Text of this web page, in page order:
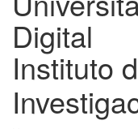
Digital
Instituto